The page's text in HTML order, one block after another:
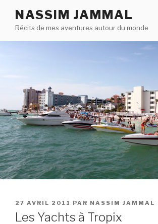
contenu
principal
NASSIM JAMMAL
Récits de mes aventures autour du monde
PUBLIÉ
LE
27 AVRIL 2011 PAR NASSIM JAMMAL
Les Yachts à Tropix